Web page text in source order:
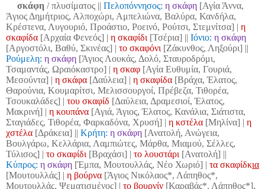
σκάφη / πλυσίματος || Πελοπόννησος: η σκάφη [Αγία Άννα,
Άγιος Δημήτριος, Αλποχώρι, Αμπελιώνα, Βαλύρα, Κανδήλα,
Κρέστενα, Λυγουριό, Προάστιο, Ροεινό, Ρούτσι, Στεμνίτσα] | η
σκαφίδα [Αρχαία Φενεός] | η σκαφίδι [Τσέρια] || Ιόνιο: η σκάφη
[Αργοστόλι, Βαθύ, Σκινέας] | το σκαφόνι [Ζάκυνθος, Ληξούρι] ||
Ρούμελη: η σκάφη [Άγιος Λουκάς, Δολό, Σταυροδρόμι,
Τσαμαντάς, Ωραιόκαστρο] | η σκαφ [Αγία Ευθυμία, Γουριά,
Μεσούντα] | η σκάφα [Δαύλεια] | η σκαφίδα [Βράχα, Έλατος,
Θαρούνια, Κουμαρίτσι, Μελισσουργοί, Πρέβεζα, Τιθορέα,
Τσουκαλάδες] | του σκαφίδ [Δαύλεια, Δραμεσιοί, Έλατος,
Μακρινή] | η κουπάνα [Αγιά, Άγιος, Έλατος, Κανάλια, Σιάτιστα,
Σταγιάδες, Τιθορέα, Φαρκαδόνα, Χρυσή] | η κστέλα [Μηλίνα] | η
χστέλα [Δράκεια] || Κρήτη: η σκάφη [Ανατολή, Ανώγεια,
Βουλγάρω, Κελλάρια, Λαμπιώτες, Μάρθα, Μιαμού, Σέλλες,
Τύλισος] | το σκαφίδι [Βραχάσι] | το λουστάρι [Ανατολή] ||
Κύπρος: η σκάφη [Έμπα, Μουτουλλάς, Νέο Χωριό] | τα σκαφίδκια
[Μουτουλλάς] | η βούρνα [Άγιος Νικόλαος*, Λάπηθος*,
Μουτουλλάς, Ψεματισμένος] | το βουρνίν [Καραβάς*, Λάπηθος*].